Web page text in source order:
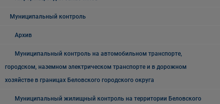
Муниципальный контроль
Архив
Муниципальный контроль на автомобильном транспорте,
городском, наземном электрическом транспорте и в дорожном
хозяйстве в границах Беловского городского округа
Муниципальный жилищный контроль на территории Беловского